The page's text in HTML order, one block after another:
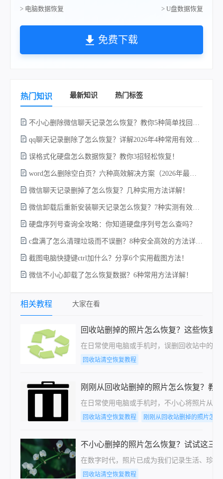
> 电脑数据恢复 > U盘数据恢复
免费下载
热门知识 最新知识 热门标签
不小心删除微信聊天记录怎么恢复？教你5种简单找回的方法！
qq聊天记录删除了怎么恢复？详解2026年4种常用有效的方法（支持.db数据库提取）
误格式化硬盘怎么数据恢复？教你3招轻松恢复！
word怎么删除空白页？六种高效解决方案（2026年最新实操指南）！
微信聊天记录删掉了怎么恢复？几种实用方法详解！
微信卸载后重新安装聊天记录怎么恢复？7种实测有效的恢复方案详解！
硬盘序列号查询全攻略：你知道硬盘序列号怎么查吗？
c盘满了怎么清理垃圾而不误删？8种安全高效的方法详解+误删恢复指南！
截图电脑快捷键ctrl加什么？分享6个实用截图方法！
微信不小心卸载了怎么恢复数据？6种常用方法详解！
相关教程 大家在看
回收站删掉的照片怎么恢复？这些恢复
在日常使用电脑或手机时，误删回收站中的
回收站清空恢复教程
刚刚从回收站删掉的照片怎么恢复？教
在日常使用电脑或手机时，不小心将照片从
回收站清空恢复教程 刚刚从回收站删掉的照片怎么
不小心删掉的照片怎么恢复？试试这三
在数字时代，照片已成为我们记录生活、珍
回收站清空恢复教程